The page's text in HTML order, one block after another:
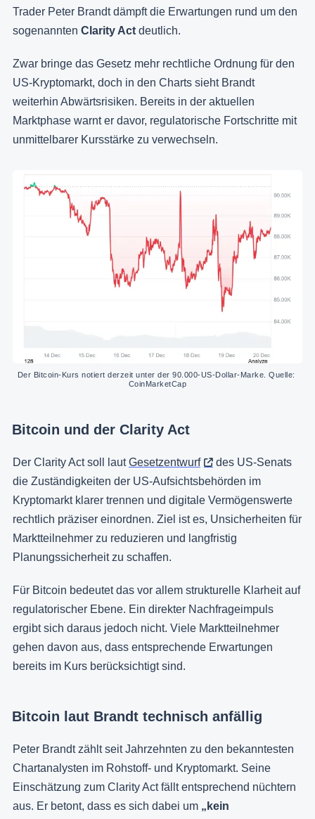
Trader Peter Brandt dämpft die Erwartungen rund um den
sogenannten Clarity Act deutlich.
Zwar bringe das Gesetz mehr rechtliche Ordnung für den
US-Kryptomarkt, doch in den Charts sieht Brandt
weiterhin Abwärtsrisiken. Bereits in der aktuellen
Marktphase warnt er davor, regulatorische Fortschritte mit
unmittelbarer Kursstärke zu verwechseln.
Der Bitcoin-Kurs notiert derzeit unter der 90.000-US-Dollar-Marke. Quelle:
CoinMarketCap
Bitcoin und der Clarity Act
Der Clarity Act soll lautGesetzentwurf
des US-Senats
die Zuständigkeiten der US-Aufsichtsbehörden im
Kryptomarkt klarer trennen und digitale Vermögenswerte
rechtlich präziser einordnen. Ziel ist es, Unsicherheiten für
Marktteilnehmer zu reduzieren und langfristig
Planungssicherheit zu schaffen.
Für Bitcoin bedeutet das vor allem strukturelle Klarheit auf
regulatorischer Ebene. Ein direkter Nachfrageimpuls
ergibt sich daraus jedoch nicht. Viele Marktteilnehmer
gehen davon aus, dass entsprechende Erwartungen
bereits im Kurs berücksichtigt sind.
Bitcoin laut Brandt technisch anfällig
Peter Brandt zählt seit Jahrzehnten zu den bekanntesten
Chartanalysten im Rohstoff- und Kryptomarkt. Seine
Einschätzung zum Clarity Act fällt entsprechend nüchtern
aus. Er betont, dass es sich dabei um „kein